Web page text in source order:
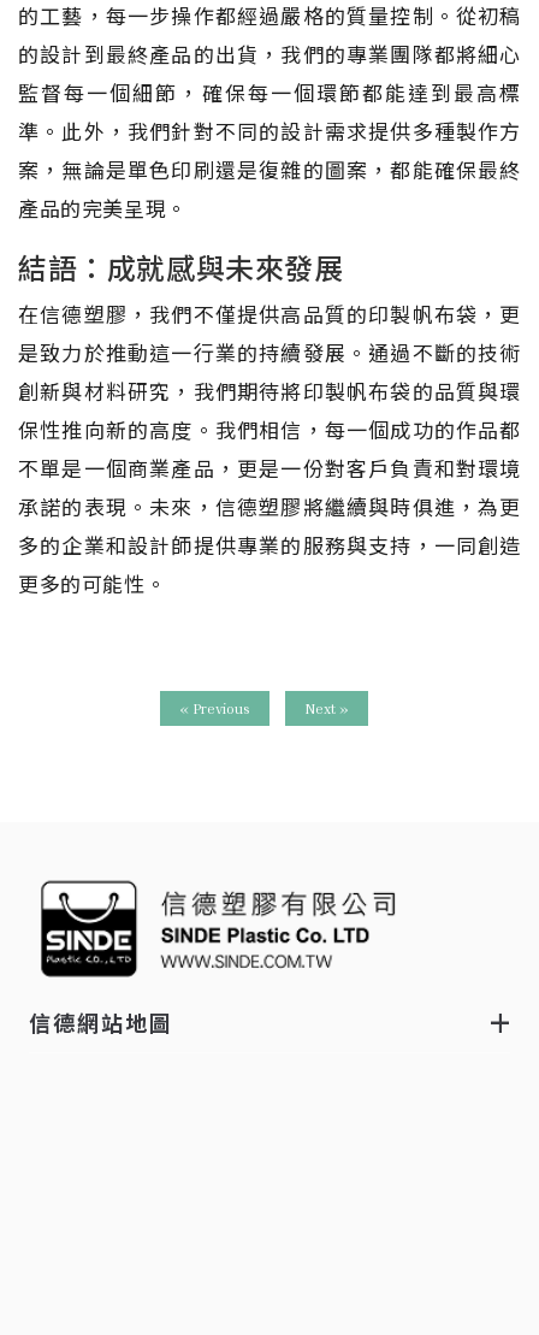
的工藝，每一步操作都經過嚴格的質量控制。從初稿
的設計到最終產品的出貨，我們的專業團隊都將細心
監督每一個細節，確保每一個環節都能達到最高標
準。此外，我們針對不同的設計需求提供多種製作方
案，無論是單色印刷還是復雜的圖案，都能確保最終
產品的完美呈現。
結語：成就感與未來發展
在信德塑膠，我們不僅提供高品質的印製帆布袋，更
是致力於推動這一行業的持續發展。通過不斷的技術
創新與材料研究，我們期待將印製帆布袋的品質與環
保性推向新的高度。我們相信，每一個成功的作品都
不單是一個商業產品，更是一份對客戶負責和對環境
承諾的表現。未來，信德塑膠將繼續與時俱進，為更
多的企業和設計師提供專業的服務與支持，一同創造
更多的可能性。
« Previous Next »
信德網站地圖